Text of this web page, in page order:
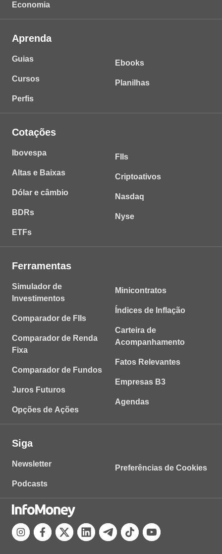
Economia
Aprenda
Guias
Cursos
Perfis
Ebooks
Planilhas
Cotações
Ibovespa
Altas e Baixas
Dólar e câmbio
BDRs
ETFs
FIIs
Criptoativos
Nasdaq
Nyse
Ferramentas
Simulador de
Investimentos
Comparador de FIIs
Comparador de Renda
Fixa
Comparador de Fundos
Juros Futuros
Opções de Ações
Minicontratos
Índices de Inflação
Carteira de
Acompanhamento
Fatos Relevantes
Empresas B3
Agendas
Siga
Newsletter
Podcasts
Preferências de Cookies